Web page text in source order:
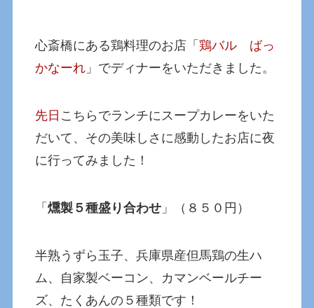
心斎橋にある鶏料理のお店「鶏バル ばっ
かなーれ 」でディナーをいただきました。
先日 こちらでランチにスープカレーをいた
だいて、その美味しさに感動したお店に夜
に行ってみました！
「燻製５種盛り合わせ 」（８５０円）
半熟うずら玉子、兵庫県産但馬鶏の生ハ
ム、自家製ベーコン、カマンベールチー
ズ、たくあんの５種類です！